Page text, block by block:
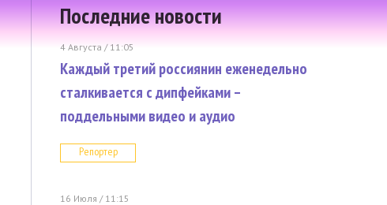
Последние новости
4 Августа / 11:05
Каждый третий россиянин еженедельно
сталкивается с дипфейками –
поддельными видео и аудио
Репортер
16 Июля / 11:15